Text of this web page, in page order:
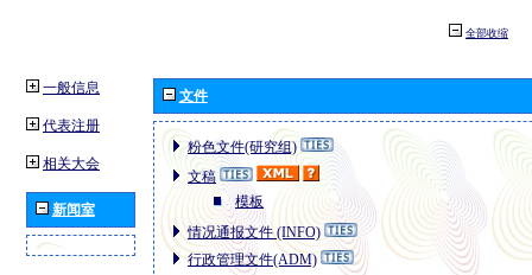
全部收缩
一般信息
代表注册
相关大会
新闻室
文件
粉色文件(研究组)
文稿
模板
情况通报文件 (INFO)
行政管理文件(ADM)